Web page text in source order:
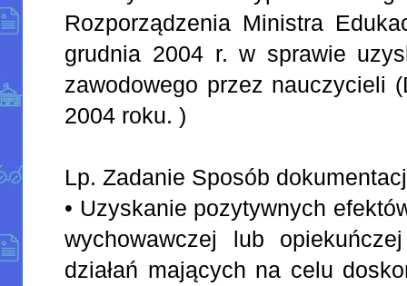
Rozporządzenia Ministra
grudnia 2004 r. w sprawie
zawodowego przez nauczycieli
2004 roku. )
Lp. Zadanie Sposób
• Uzyskanie pozytywnych
wychowawczej lub
działań mających na celu